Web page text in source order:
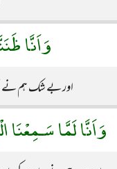
وَاَنَّا
اور بے شک ہم نے
وَاَنَّا لَمَّا